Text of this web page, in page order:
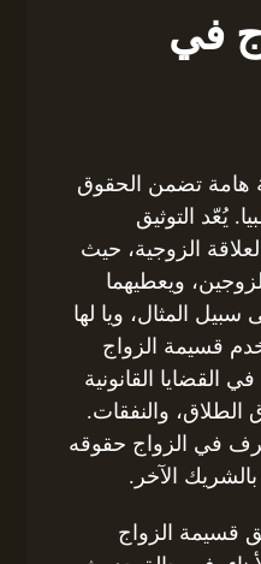
في
هامة تضمن الحقوق
يُعّد التوثيق
الزوجية، حيث
ويعطيهما
سبيل المثال، ويا لها
قسيمة الزواج
القضايا القانونية
الطلاق، والنفقات.
في الزواج حقوقه
الآخر.
قسيمة الزواج